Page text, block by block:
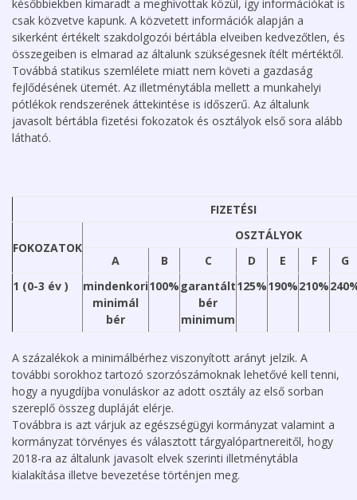
későbbiekben kimaradt a meghívottak közül, így információkat is
csak közvetve kapunk. A közvetett információk alapján a
sikerként értékelt szakdolgozói bértábla elveiben kedvezőtlen, és
összegeiben is elmarad az általunk szükségesnek ítélt mértéktől.
Továbbá statikus szemlélete miatt nem követi a gazdaság
fejlődésének ütemét. Az illetménytábla mellett a munkahelyi
pótlékok rendszerének áttekintése is időszerű. Az általunk
javasolt bértábla fizetési fokozatok és osztályok első sora alább
látható.
FIZETÉSI
FOKOZATOK
OSZTÁLYOK
A
B C D E F
G
1 (0-3 év )
mindenkori
minimál
bér
100% garantált
bér
minimum
125%190%210%
A százalékok a minimálbérhez viszonyított arányt jelzik. A
további sorokhoz tartozó szorzószámoknak lehetővé kell tenni,
hogy a nyugdíjba vonuláskor az adott osztály az első sorban
szereplő összeg dupláját elérje.
Továbbra is azt várjuk az egészségügyi kormányzat valamint a
kormányzat törvényes és választott tárgyalópartnereitől, hogy
2018-ra az általunk javasolt elvek szerinti illetménytábla
kialakítása illetve bevezetése történjen meg.